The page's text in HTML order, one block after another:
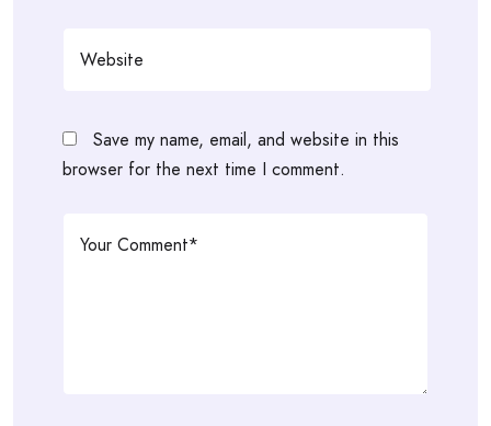
Save my name, email, and website in this
browser for the next time I comment.